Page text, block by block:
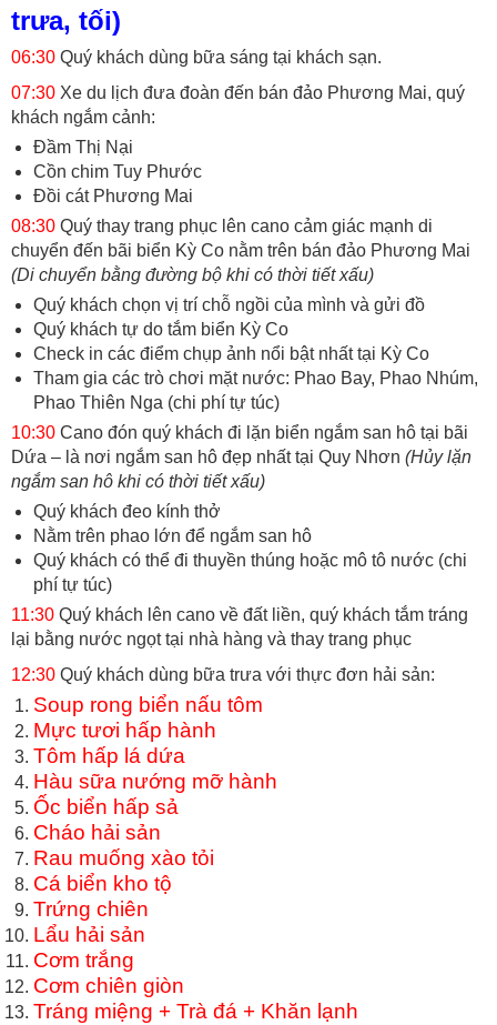
trưa, tối)
06:30 Quý khách dùng bữa sáng tại khách sạn.
07:30 Xe du lịch đưa đoàn đến bán đảo Phương Mai, quý
khách ngắm cảnh:
Đầm Thị Nại
Cồn chim Tuy Phước
Đồi cát Phương Mai
08:30 Quý thay trang phục lên cano cảm giác mạnh di
chuyển đến bãi biển Kỳ Co nằm trên bán đảo Phương Mai
(Di chuyển bằng đường bộ khi có thời tiết xấu)
Quý khách chọn vị trí chỗ ngồi của mình và gửi đồ
Quý khách tự do tắm biển Kỳ Co
Check in các điểm chụp ảnh nổi bật nhất tại Kỳ Co
Tham gia các trò chơi mặt nước: Phao Bay, Phao Nhúm,
Phao Thiên Nga (chi phí tự túc)
10:30 Cano đón quý khách đi lặn biển ngắm san hô tại bãi
Dứa – là nơi ngắm san hô đẹp nhất tại Quy Nhơn (Hủy lặn
ngắm san hô khi có thời tiết xấu)
Quý khách đeo kính thở
Nằm trên phao lớn để ngắm san hô
Quý khách có thể đi thuyền thúng hoặc mô tô nước (chi
phí tự túc)
11:30 Quý khách lên cano về đất liền, quý khách tắm tráng
lại bằng nước ngọt tại nhà hàng và thay trang phục
12:30 Quý khách dùng bữa trưa với thực đơn hải sản:
Soup rong biển nấu tôm
Mực tươi hấp hành
Tôm hấp lá dứa
Hàu sữa nướng mỡ hành
Ốc biển hấp sả
Cháo hải sản
Rau muống xào tỏi
Cá biển kho tộ
Trứng chiên
Lẩu hải sản
Cơm trắng
Cơm chiên giòn
Tráng miệng + Trà đá + Khăn lạnh